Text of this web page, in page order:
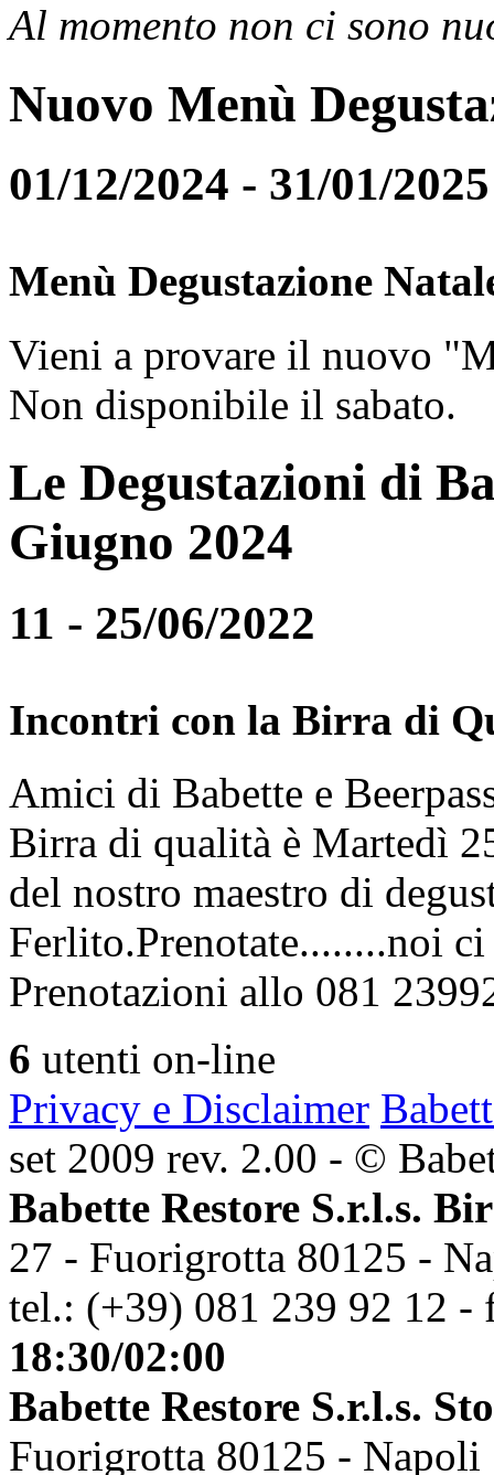
Al momento non ci sono
Nuovo Menù
01/12/2024 - 31/01/2025
Menù Degustazione
Vieni a provare il nuovo
Non disponibile il sabato.
Le Degustazioni di
Giugno 2024
11 - 25/06/2022
Incontri con la Birra di
Amici di Babette e
Birra di qualità è Martedì
del nostro maestro di
Ferlito.Prenotate........noi
Prenotazioni allo 081
6 utenti on-line
Privacy e Disclaimer
set 2009 rev. 2.00 - ©
Babette Restore S.r.l.s.
27 - Fuorigrotta 80125 -
tel.: (+39) 081 239 92 12 -
18:30/02:00
Babette Restore S.r.l.s.
Fuorigrotta 80125 - Napoli